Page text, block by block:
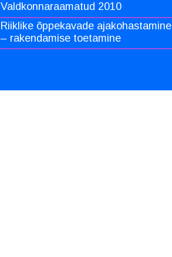
Valdkonnaraamatud 2010
Riiklike õppekavade ajakohastamine
– rakendamise toetamine